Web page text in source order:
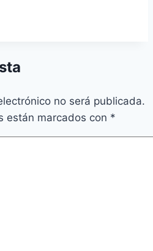
no será publicada.
están marcados con *